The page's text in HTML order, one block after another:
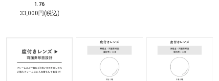
1.76
33,000円(税込)